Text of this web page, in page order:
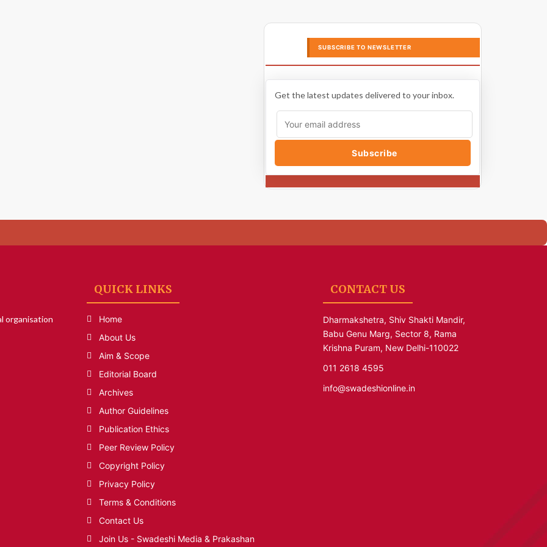
SUBSCRIBE TO NEWSLETTER
Get the latest updates delivered to your inbox.
Subscribe
organisation
QUICK LINKS
Home
About Us
Aim & Scope
Editorial Board
Archives
Author Guidelines
Publication Ethics
Peer Review Policy
Copyright Policy
Privacy Policy
Terms & Conditions
Contact Us
Join Us - Swadeshi Media & Prakashan
CONTACT US
Dharmakshetra, Shiv Shakti Mandir,
Babu Genu Marg, Sector 8, Rama
Krishna Puram, New Delhi-110022
011 2618 4595
info@swadeshionline.in